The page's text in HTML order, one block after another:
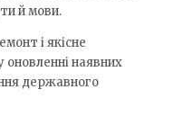
й мови.
і якісне
оновленні наявних
державного